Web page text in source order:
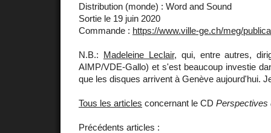
Distribution (monde) : Word and Sound
Sortie le 19 juin 2020
Commande : https://www.ville-ge.ch/meg/
N.B.: Madeleine Leclair, qui, entre autres,
AIMP/VDE-Gallo) et s'est beaucoup investie
que les disques arrivent à Genève aujourd'hui.
Tous les articles concernant le CD Perspectives
Précédents articles :